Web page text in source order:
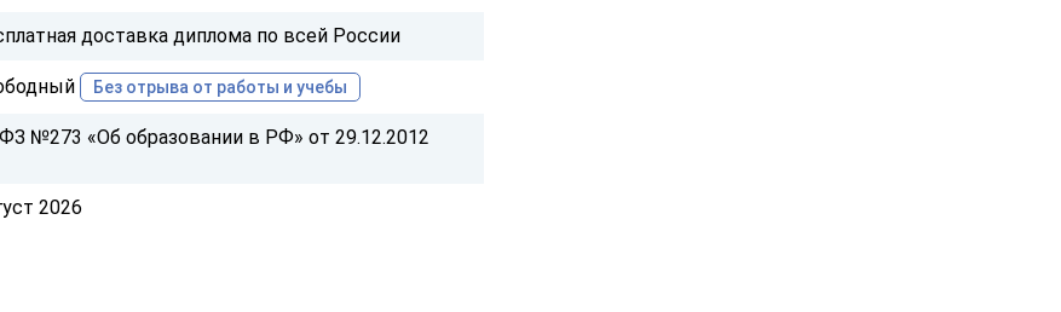
доставка диплома по всей России
Без отрыва от работы и учебы
№273 «Об образовании в РФ» от 29.12.2012
2026